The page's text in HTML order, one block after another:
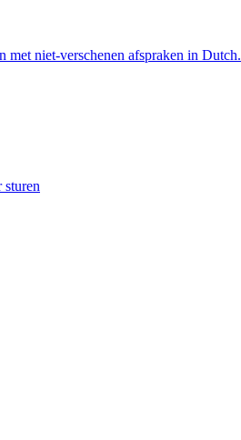
met niet-verschenen afspraken in Dutch.
sturen